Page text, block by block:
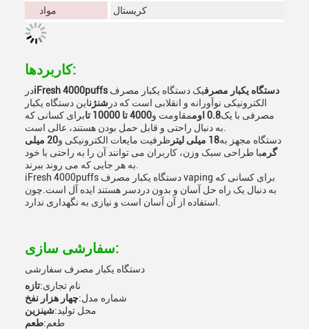
مواد کریستال
کاربردها:
در iFresh 4000puffs دستگاه یکبار مصرفیک دستگاه یکبار مصرف
الکترونیکی نوآورانه و انقلابی است که در شنژناین دستگاه یکبار
مصرفی با یک0.8 اوم مقاومت و4000 تا 10000 تا
برای کسانی که
دستگاه مجهز به18 میلی لیتر ظرفیت مایعات الکترونیکی و
20 میلی
گرمبا طراحی سبک وزن، کاربران می توانند آن را به راحتی با خود
iFresh 4000puffs دستگاه یکبار مصرف vaping برای کسانی که
به دنبال یک راه حل آسان و بدون دردسر هستند ایده آل است.چون
سفارشی سازی:
دستگاه یکبار مصرف سفارشی
نام تجاری:تازه
شماره مدل:چهار هزار نفخ
محل تولید:شينزين
طعم:طعم